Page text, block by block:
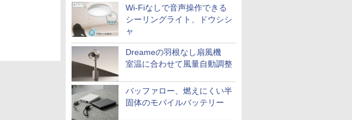
Wi-Fiなしで音声操作できる
シーリングライト、ドウシシ
ャ
Dreameの羽根なし扇風機
室温に合わせて風量自動調整
バッファロー、燃えにくい半
固体のモバイルバッテリー